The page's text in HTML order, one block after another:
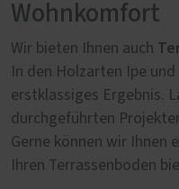
Wohnkomfort
Wir bieten Ihnen auch
In den Holzarten Ipe
erstklassiges Ergebnis.
durchgeführten
Gerne können wir Ihnen
Ihren Terrassenboden